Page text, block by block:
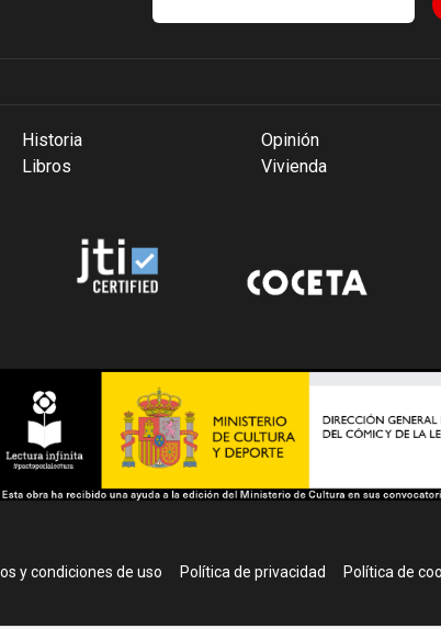
Historia
Libros
Opinión
Vivienda
y condiciones de uso Política de privacidad Política de